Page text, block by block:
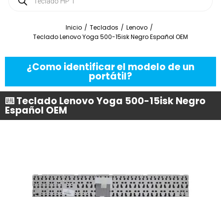
Inicio / Teclados / Lenovo /
Teclado Lenovo Yoga 500-15isk Negro Español OEM
¿Como identificar el modelo de un
portátil?
⌨️ Teclado Lenovo Yoga 500-15isk Negro
Español OEM